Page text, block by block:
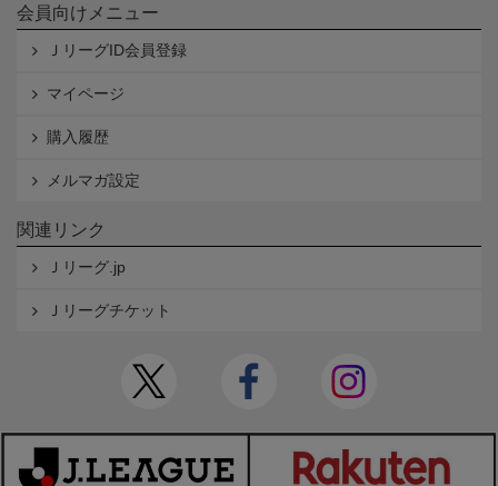
会員向けメニュー
ＪリーグID会員登録
マイページ
購入履歴
メルマガ設定
関連リンク
Ｊリーグ.jp
Ｊリーグチケット